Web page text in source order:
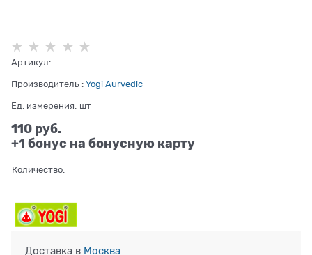
Артикул:
Производитель : Yogi Aurvedic
Ед. измерения: шт
110 руб.
+1 бонус на бонусную карту
Количество:
Доставка в Москва